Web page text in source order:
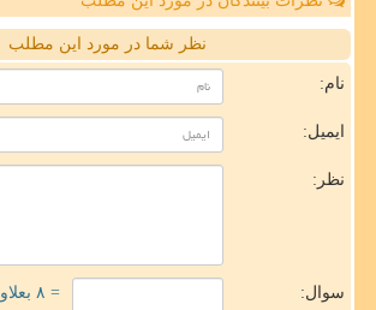
نظر شما در مورد این مطلب
نام:
ایمیل:
نظر:
سوال: = ۸ بعلاوه ۱